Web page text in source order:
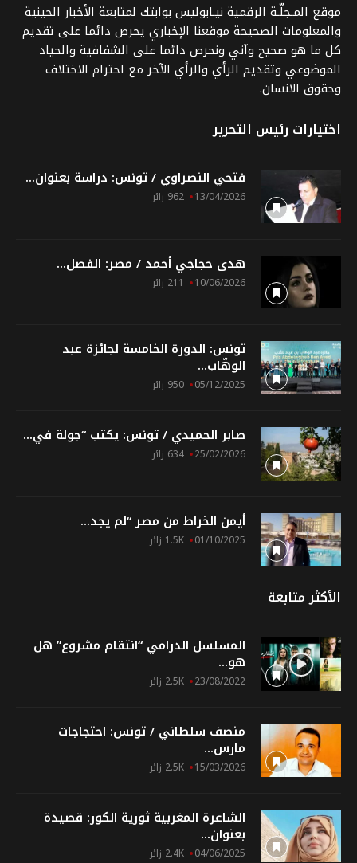
موقع المـجلّـة الرقمية نيـابوليس بوابتك لمتابعة الأخبار الحينية
والمعلومات الصحيحة موقعنا الإخباري يحرص دائما على تقديم
كل ما هو صحيح وآني ونحرص دائما على الشفافية والحياد
الموضوعي وتقديم الرأي والرأي الآخر مع احترام الاختلاف
وحقوق الانسان.
اختيارات رئيس التحرير
فتحي النصراوي / تونس: دراسة بعنوان...
13/04/2026 962 زائر
هدى حجاجي أحمد / مصر: الفصل...
10/06/2026 211 زائر
تونس: الدورة الخامسة لجائزة عبد
الوهّاب...
05/12/2025 950 زائر
صابر الحميدي / تونس: يكتب “جولة في...
25/02/2026 634 زائر
أيمن الخراط من مصر “لم يجد...
01/10/2025 1.5K زائر
الأكثر متابعة
المسلسل الدرامي “انتقام مشروع” هل
هو...
23/08/2022 2.5K زائر
منصف سلطاني / تونس: احتجاجات
مارس...
15/03/2026 2.5K زائر
الشاعرة المغربية ثورية الكور: قصيدة
بعنوان...
04/06/2025 2.4K زائر